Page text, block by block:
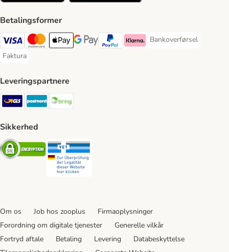
Betalingsformer
VISA Payment Method
Mastercard Payment Method
Apply pay Payment Method
Google Pay Payment Method
paypal Payment Method
Klarna Payment Method
Bankoverførsel
Bankoverførsel
Faktura
Faktura Payment Method
Leveringspartnere
GLS Shipping Method
Postnord Shipping Method
Sikkerhed
Security
Om os Job hos zooplus
Firmaoplysninger
Forordning om digitale tjenester
Generelle vilkår
Fortryd aftale
Betaling Levering
Databeskyttelse